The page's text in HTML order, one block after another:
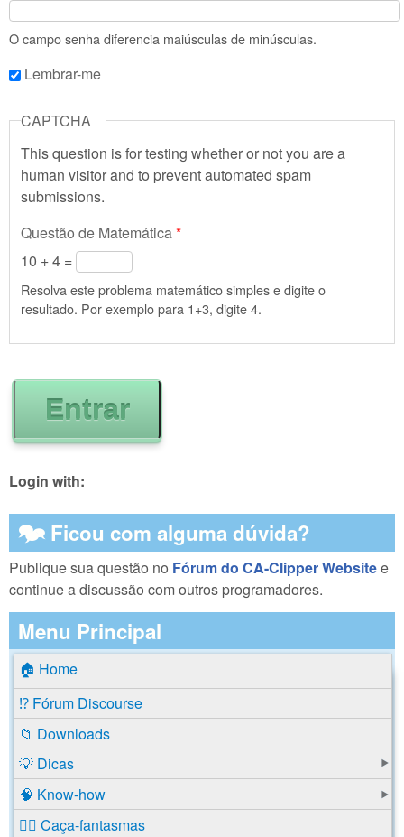
O campo senha diferencia maiúsculas de minúsculas.
Lembrar-me
CAPTCHA
This question is for testing whether or not you are a
human visitor and to prevent automated spam
submissions.
Questão de Matemática*
10 + 4 =
Resolva este problema matemático simples e digite o
resultado. Por exemplo para 1+3, digite 4.
Login with:
🗫 Ficou com alguma dúvida?
Publique sua questão no Fórum do CA-Clipper Websitee
continue a discussão com outros programadores.
Menu Principal
🏠 Home
⁉️ Fórum Discourse
📁 Downloads
💡 Dicas
🧠 Know-how
🕵️‍♂️ Caça-fantasmas